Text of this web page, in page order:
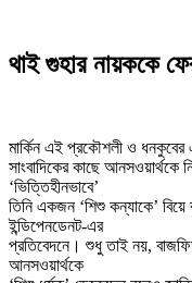
থাই গুহার নায়ককে
মার্কিন এই প্রকৌশলী ও
সাংবাদিকের কাছে আনসওয়ার্থকে
‘ভিত্তিহীনভাবে’
তিনি একজন ‘শিশু কন্যাকে’ বিয়ে
ইন্ডিপেনডেনট-এর
প্রতিবেদনে। শুধু তাই নয়,
আনসওয়ার্থকে